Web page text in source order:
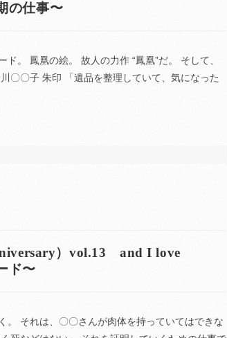
の仕事〜
。 鳳凰の絵。 故人の力作 “鳳凰”だ。 そして、
〇〇子 朱印 「遺品を整理していて、気になった
）vol.13 and I love
ド〜
。 それは、〇〇さんが肉体を持っていてはできな